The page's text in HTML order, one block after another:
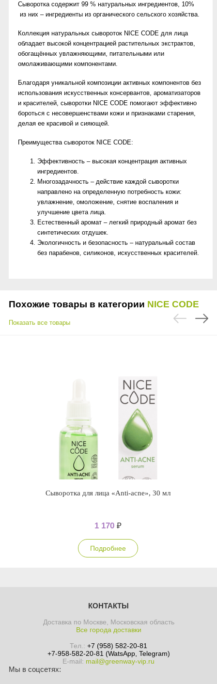
Сыворотка содержит 99 % натуральных ингредиентов, 10%
из них – ингредиенты из органического сельского хозяйства.
Коллекция натуральных сывороток NICE CODE для лица
обладает высокой концентрацией растительных экстрактов,
обогащённых увлажняющими, питательными или
омолаживающими компонентами.
Благодаря уникальной композиции активных компонентов без
использования искусственных консервантов, ароматизаторов
и красителей, сыворотки NICE CODE помогают эффективно
бороться с несовершенствами кожи и признаками старения,
делая ее красивой и сияющей.
Преимущества сывороток NICE CODE:
Эффективность – высокая концентрация активных
ингредиентов.
Многозадачность – действие каждой сыворотки
направлено на определенную потребность кожи:
увлажнение, омоложение, снятие воспаления и
улучшение цвета лица.
Естественный аромат – легкий природный аромат без
синтетических отдушек.
Экологичность и безопасность – натуральный состав
без парабенов, силиконов, искусственных красителей.
Похожие товары в категории NICE CODE
Показать все товары
Сыворотка для лица «Anti-acne», 30 мл
1 170 ₽
Подробнее
КОНТАКТЫ
Доставка по Москве, Московская область
Все города доставки
Тел.: +7 (958) 582-20-81
+7-958-582-20-81 (WatsApp, Telegram)
E-mail: mail@greenway-vip.ru
Мы в соцсетях: